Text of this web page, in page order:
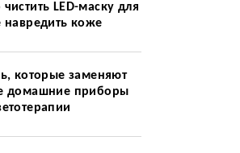
LED-маску для
навредить коже
которые заменяют
домашние приборы